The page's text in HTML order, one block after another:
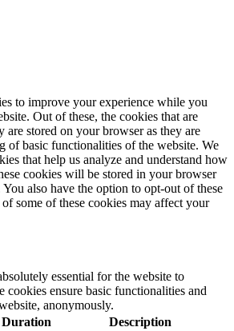
to improve your experience while you
Out of these, the cookies that are
are stored on your browser as they are
of basic functionalities of the website. We
that help us analyze and understand how
cookies will be stored in your browser
also have the option to opt-out of these
some of these cookies may affect your
essential for the website to
cookies ensure basic functionalities and
anonymously.
Duration Description